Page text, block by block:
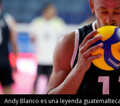
Andy Blanco es una leyenda